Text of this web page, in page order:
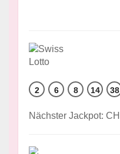
2 6 8 14 38
Nächster Jackpot: